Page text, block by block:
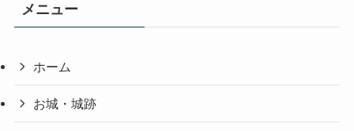
メニュー
ホーム
お城・城跡